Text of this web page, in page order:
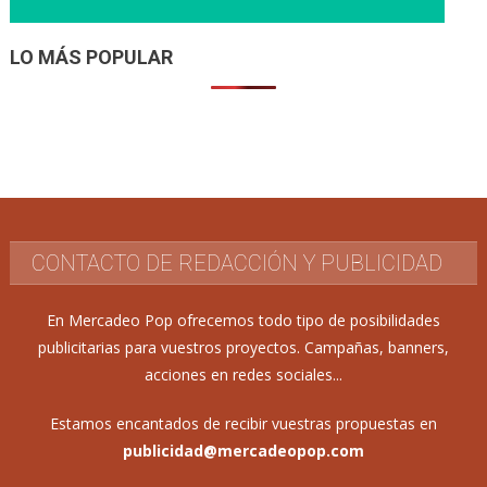
LO MÁS POPULAR
CONTACTO DE REDACCIÓN Y PUBLICIDAD
En Mercadeo Pop ofrecemos todo tipo de posibilidades
publicitarias para vuestros proyectos. Campañas, banners,
acciones en redes sociales...
Estamos encantados de recibir vuestras propuestas en
publicidad@mercadeopop.com